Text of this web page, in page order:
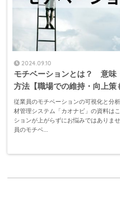
2024.09.10
モチベーションとは？ 意味
方法【職場での維持・向上策
従業員のモチベーションの可視化と分
材管理システム「カオナビ」の資料は
ションが上がらずにお悩みではありま
員のモチベ...